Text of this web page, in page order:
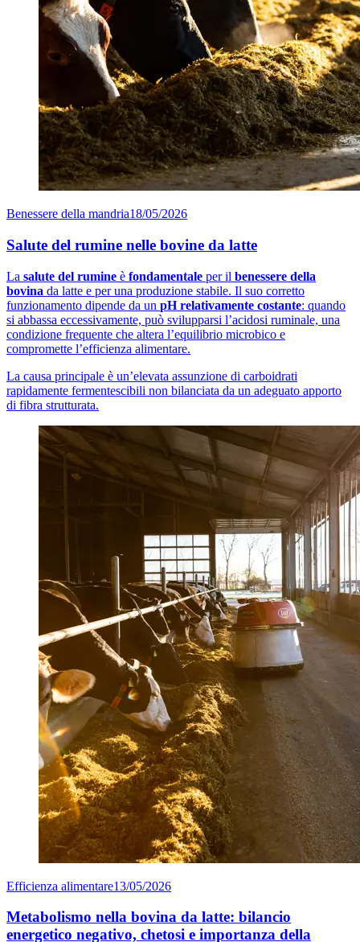
Benessere della mandria18/05/2026
Salute del rumine nelle bovine da latte
La salute del rumine è fondamentale per il benessere della
bovina da latte e per una produzione stabile. Il suo corretto
funzionamento dipende da un pH relativamente costante: quando
si abbassa eccessivamente, può svilupparsi l’acidosi ruminale, una
condizione frequente che altera l’equilibrio microbico e
compromette l’efficienza alimentare.
La causa principale è un’elevata assunzione di carboidrati
rapidamente fermentescibili non bilanciata da un adeguato apporto
di fibra strutturata.
Efficienza alimentare13/05/2026
Metabolismo nella bovina da latte: bilancio
energetico negativo, chetosi e importanza della